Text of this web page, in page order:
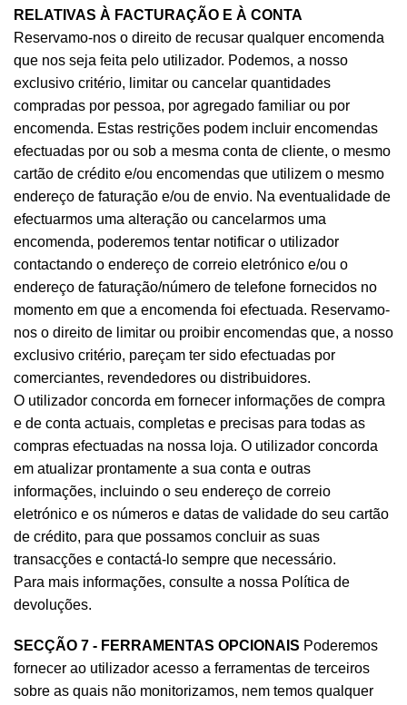
RELATIVAS À FACTURAÇÃO E À CONTA
Reservamo-nos o direito de recusar qualquer encomenda
que nos seja feita pelo utilizador. Podemos, a nosso
exclusivo critério, limitar ou cancelar quantidades
compradas por pessoa, por agregado familiar ou por
encomenda. Estas restrições podem incluir encomendas
efectuadas por ou sob a mesma conta de cliente, o mesmo
cartão de crédito e/ou encomendas que utilizem o mesmo
endereço de faturação e/ou de envio. Na eventualidade de
efectuarmos uma alteração ou cancelarmos uma
encomenda, poderemos tentar notificar o utilizador
contactando o endereço de correio eletrónico e/ou o
endereço de faturação/número de telefone fornecidos no
momento em que a encomenda foi efectuada. Reservamo-
nos o direito de limitar ou proibir encomendas que, a nosso
exclusivo critério, pareçam ter sido efectuadas por
comerciantes, revendedores ou distribuidores.
O utilizador concorda em fornecer informações de compra
e de conta actuais, completas e precisas para todas as
compras efectuadas na nossa loja. O utilizador concorda
em atualizar prontamente a sua conta e outras
informações, incluindo o seu endereço de correio
eletrónico e os números e datas de validade do seu cartão
de crédito, para que possamos concluir as suas
transacções e contactá-lo sempre que necessário.
Para mais informações, consulte a nossa Política de
devoluções.
SECÇÃO 7 - FERRAMENTAS OPCIONAIS Poderemos
fornecer ao utilizador acesso a ferramentas de terceiros
sobre as quais não monitorizamos, nem temos qualquer